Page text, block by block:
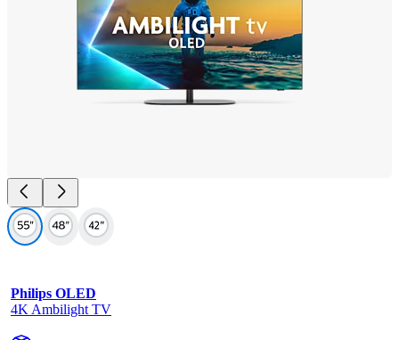
Philips OLED
4K Ambilight TV